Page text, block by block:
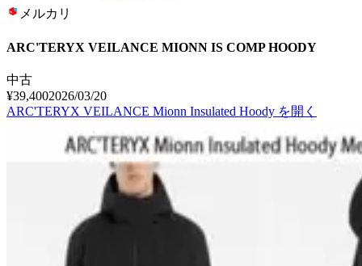
メルカリ
ARC'TERYX VEILANCE MIONN IS COMP HOODY
中古
¥39,4002026/03/20
ARC'TERYX VEILANCE Mionn Insulated Hoody を開く